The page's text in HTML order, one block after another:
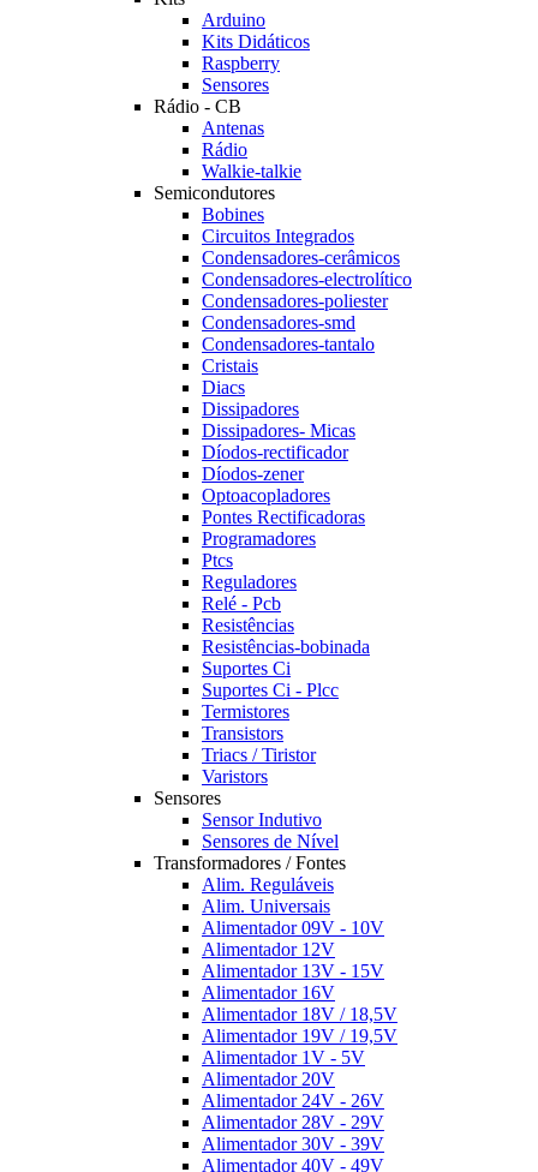
Arduino
Kits Didáticos
Raspberry
Sensores
Rádio - CB
Antenas
Rádio
Walkie-talkie
Semicondutores
Bobines
Circuitos Integrados
Condensadores-cerâmicos
Condensadores-electrolítico
Condensadores-poliester
Condensadores-smd
Condensadores-tantalo
Cristais
Diacs
Dissipadores
Dissipadores- Micas
Díodos-rectificador
Díodos-zener
Optoacopladores
Pontes Rectificadoras
Programadores
Ptcs
Reguladores
Relé - Pcb
Resistências
Resistências-bobinada
Suportes Ci
Suportes Ci - Plcc
Termistores
Transistors
Triacs / Tiristor
Varistors
Sensores
Sensor Indutivo
Sensores de Nível
Transformadores / Fontes
Alim. Reguláveis
Alim. Universais
Alimentador 09V - 10V
Alimentador 12V
Alimentador 13V - 15V
Alimentador 16V
Alimentador 18V / 18,5V
Alimentador 19V / 19,5V
Alimentador 1V - 5V
Alimentador 20V
Alimentador 24V - 26V
Alimentador 28V - 29V
Alimentador 30V - 39V
Alimentador 40V - 49V